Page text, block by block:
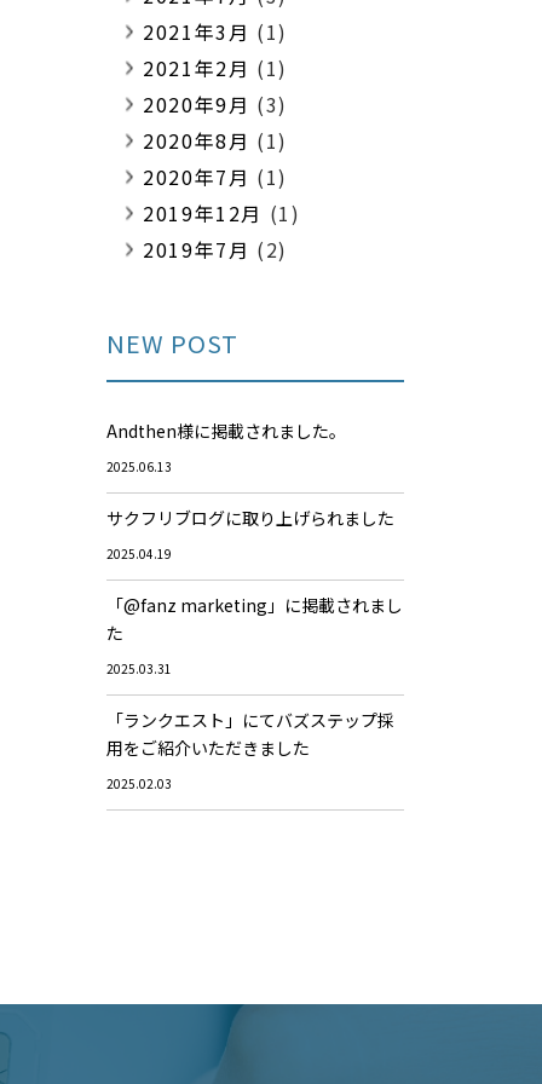
2021年3月 (1)
2021年2月 (1)
2020年9月 (3)
2020年8月 (1)
2020年7月 (1)
2019年12月 (1)
2019年7月 (2)
NEW POST
Andthen様に掲載されました。
2025.06.13
サクフリブログに取り上げられました
2025.04.19
「@fanz marketing」に掲載されまし
た
2025.03.31
「ランクエスト」にてバズステップ採
用をご紹介いただきました
2025.02.03